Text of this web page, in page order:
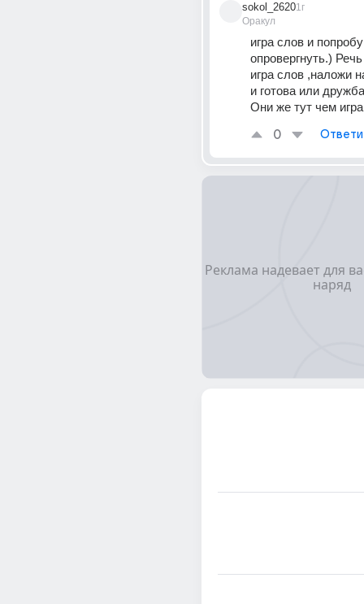
sokol_2620
Оракул
1г
игра слов и
опровергнуть.)
игра слов ,наложи
и готова или
Они же тут чем
0